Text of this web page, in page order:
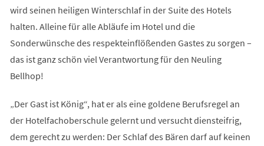
wird seinen heiligen Winterschlaf in der Suite des Hotels
halten. Alleine für alle Abläufe im Hotel und die
Sonderwünsche des respekteinflößenden Gastes zu sorgen –
das ist ganz schön viel Verantwortung für den Neuling
Bellhop!
„Der Gast ist König“, hat er als eine goldene Berufsregel an
der Hotelfachoberschule gelernt und versucht diensteifrig,
dem gerecht zu werden: Der Schlaf des Bären darf auf keinen